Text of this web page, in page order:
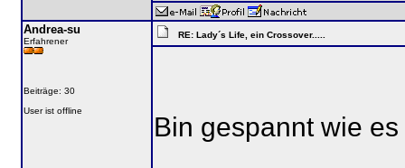
Andrea-su
Erfahrener
Beiträge: 30
User ist offline
RE: Lady´s Life, ein Crossover.....
Bin gespannt wie